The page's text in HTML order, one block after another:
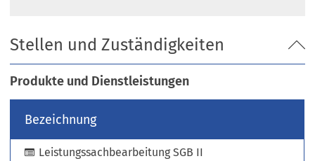
e
m
n
e
n
T
Stellen und Zuständigkeiten
Produkte und Dienstleistungen
Bezeichnung
Leistungssachbearbeitung SGB II